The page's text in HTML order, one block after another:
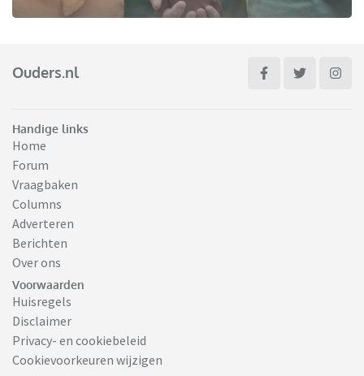
Ouders.nl
Handige links
Home
Forum
Vraagbaken
Columns
Adverteren
Berichten
Over ons
Voorwaarden
Huisregels
Disclaimer
Privacy- en cookiebeleid
Cookievoorkeuren wijzigen